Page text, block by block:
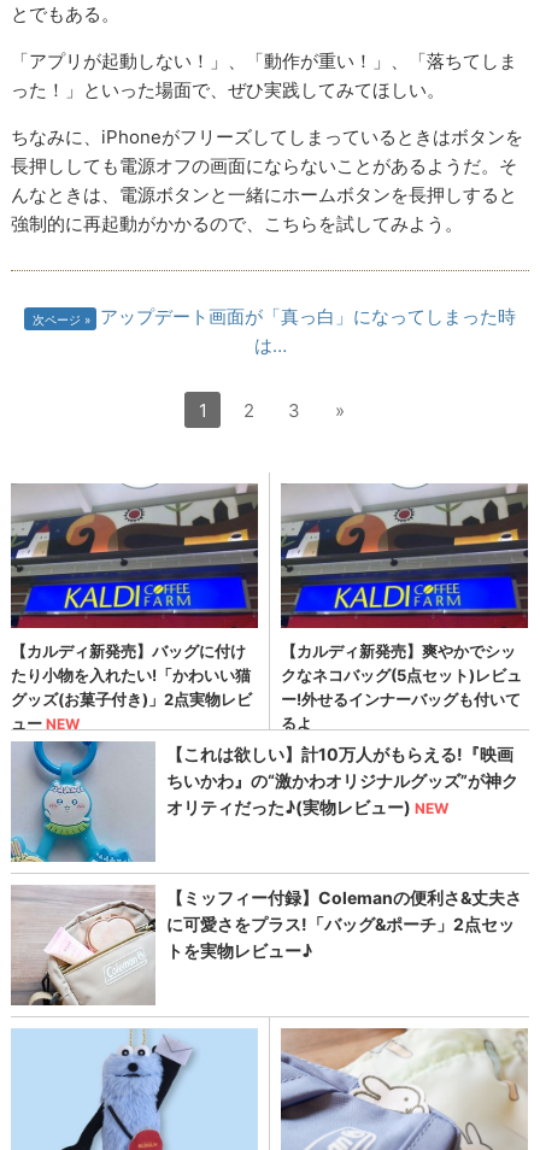
とでもある。
「アプリが起動しない！」、「動作が重い！」、「落ちてしま
った！」といった場面で、ぜひ実践してみてほしい。
ちなみに、iPhoneがフリーズしてしまっているときはボタンを
長押ししても電源オフの画面にならないことがあるようだ。そ
んなときは、電源ボタンと一緒にホームボタンを長押しすると
強制的に再起動がかかるので、こちらを試してみよう。
次ページ
アップデート画面が「真っ白」になってしまった時
は…
1 2 3 »